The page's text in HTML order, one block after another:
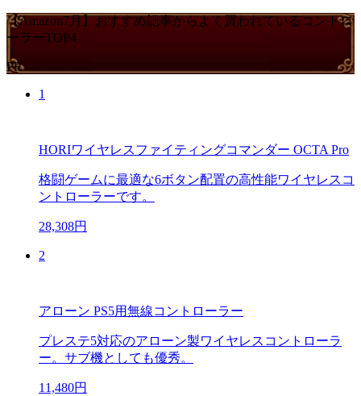
【Amazon7月】おすすめ記事からよく買われているコントロ
ーラーTOP4
PR
1
HORIワイヤレスファイティングコマンダー OCTA Pro
格闘ゲームに最適な6ボタン配置の高性能ワイヤレスコ
ントローラーです。
28,308円
2
アローン PS5用無線コントローラー
プレステ5対応のアローン製ワイヤレスコントローラ
ー。サブ機としても優秀。
11,480円